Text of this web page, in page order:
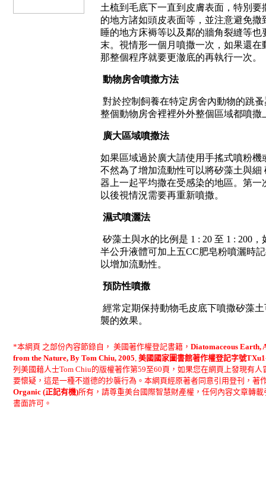
土梳到毛底下一直到皮膚表面，特別要
的地方諸如頭皮表面等，並注意避免撒
睡的地方床褥等以及鄰的牆角裂縫等也
末。視情形一個月噴撒一次，如果還在
那整個程序就要更澈底的再執行一次。
動物房舍噴撒方法
對於控制飼養在特定房舍內動物的跳
整個動物房舍裡裡外外整個區域都噴撒
廣大區域噴撒法
如果區域過於廣大請使用手搖式噴粉機
不然為了增加流動性可以將矽藻土與細
器上一起平均撒在受感染的地區。第一
以後視情況需要再重新噴撒。
濕式噴灑法
矽藻土與水的比例是 1 : 20 至 1 : 200
半公升液體可加上五CC肥皂粉噴灑時
以增加流動性。
預防性噴撒
經常定期保持動物毛皮底下噴撒矽藻
襲的效果。
*本網頁 之部份內容節錄自， 美國著作權登記書籍， Diatomaceous Earth,
from the Nature, By Tom Chiu, 2005, 美國國家圖書館著作權登記字號
列美國藉人士Tom Chiu的版權著作第59至60頁，如果您在網頁上發現有
要懷疑，這是一種不道德的抄襲行為。本網頁經原著者同意引用登刊，著
Organic (正記有機)所有，請尊重美台國際智慧財產權，任何內容文章轉
書面許可。